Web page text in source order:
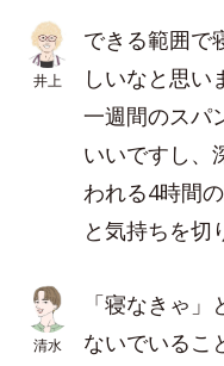
井上
できる範囲で
しいなと思い
一週間のスパ
いいですし、
われる4時間
と気持ちを切
清水
「寝なきゃ
ないでいるこ